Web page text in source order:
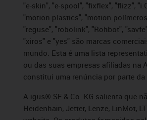
"e-skin", "e-spool", "fixflex", "flizz",
"motion plastics", "motion
"reguse", "robolink", "Rohbot",
"xiros" e "yes" são marcas
mundo. Esta é uma lista
ou das suas empresas afiliadas na
constitui uma renúncia por parte
A igus® SE & Co. KG salienta que
Heidenhain, Jetter, Lenze, LinMot,